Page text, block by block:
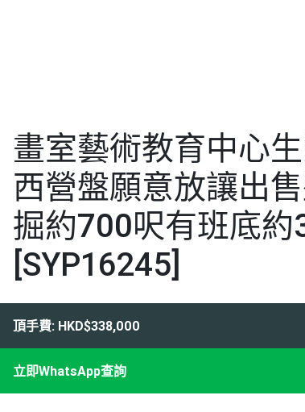
畫室藝術教育中心
西營盤願意放讓出
掘約700呎有班底約
[SYP16245]
頂手費: HKD$338,000
立即WhatsApp查詢